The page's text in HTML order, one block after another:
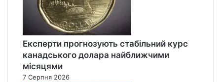
Експерти прогнозують стабільний курс
канадського долара найближчими
місяцями
7 Серпня 2026